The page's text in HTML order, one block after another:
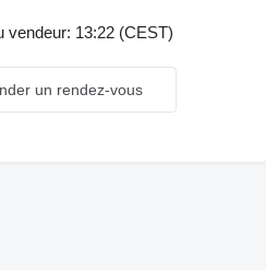
vendeur: 13:22 (CEST)
un rendez-vous